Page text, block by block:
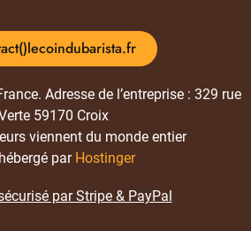
Adresse de l’entreprise : 329 rue
59170 Croix
viennent du monde entier
par Hostinger
par Stripe & PayPal